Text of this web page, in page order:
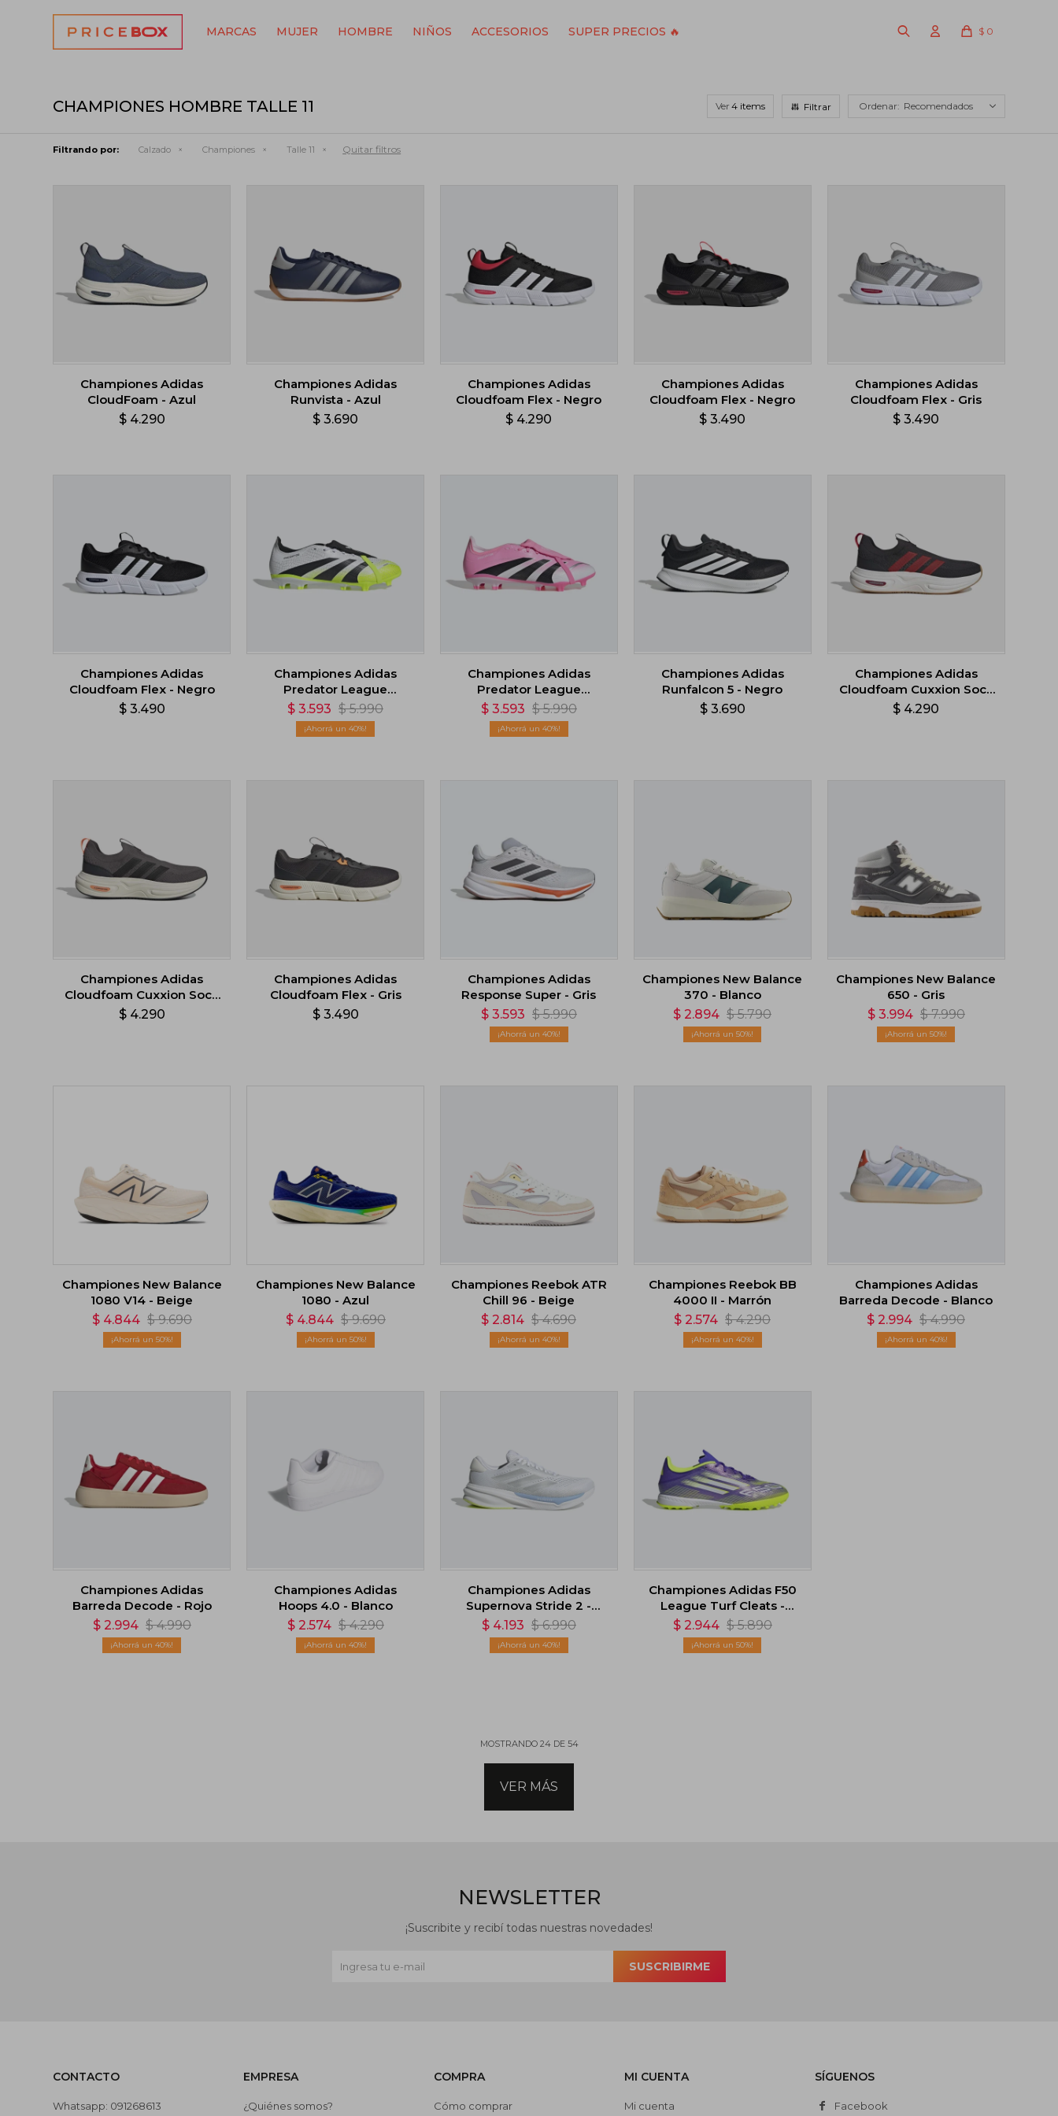
MARCAS MUJER HOMBRE NIÑOS ACCESORIOS SUPER PRECIOS 🔥 $ 0
CHAMPIONES HOMBRE TALLE 11 Ver Recomendados
Filtrando por: Calzado Championes Talle 11 Quitar filtros
Championes Adidas
CloudFoam - Azul
$ 4.290
Championes Adidas
Runvista - Azul
$ 3.690
Championes Adidas
Cloudfoam Flex - Negro
$ 4.290
Championes Adidas
Cloudfoam Flex - Negro
$ 3.490
Championes Adidas
Cloudfoam Flex - Gris
$ 3.490
Championes Adidas
Cloudfoam Flex - Negro
$ 3.490
Championes Adidas
Predator League
Lengüeta Plegable -
Blanco
$ 3.593 $ 5.990
40
Championes Adidas
Predator League
Lengüeta Plegable -
Blanco
$ 3.593 $ 5.990
40
Championes Adidas
Runfalcon 5 - Negro
$ 3.690
Championes Adidas
Cloudfoam Cuxxion Sock
- Negro
$ 4.290
Championes Adidas
Cloudfoam Cuxxion Sock
- Gris
$ 4.290
Championes Adidas
Cloudfoam Flex - Gris
$ 3.490
Championes Adidas
Response Super - Gris
$ 3.593 $ 5.990
40
Championes New Balance
370 - Blanco
$ 2.894 $ 5.790
50
Championes New Balance
650 - Gris
$ 3.994 $ 7.990
50
Championes New Balance
1080 V14 - Beige
$ 4.844 $ 9.690
50
Championes New Balance
1080 - Azul
$ 4.844 $ 9.690
50
Championes Reebok ATR
Chill 96 - Beige
$ 2.814 $ 4.690
40
Championes Reebok BB
4000 II - Marrón
$ 2.574 $ 4.290
40
Championes Adidas
Barreda Decode - Blanco
$ 2.994 $ 4.990
40
Championes Adidas
Barreda Decode - Rojo
$ 2.994 $ 4.990
40
Championes Adidas
Hoops 4.0 - Blanco
$ 2.574 $ 4.290
40
Championes Adidas
Supernova Stride 2 -
Blanco
$ 4.193 $ 6.990
40
Championes Adidas F50
League Turf Cleats -
Violeta
$ 2.944 $ 5.890
50
MOSTRANDO 24DE 54
VER MÁS
CONTACTO
Whatsapp: 091268613
EMPRESA
¿Quiénes somos?
COMPRA
Cómo comprar
MI CUENTA
Mi cuenta
SÍGUENOS
Facebook
NEWSLETTER
¡Suscribite y recibí todas nuestras novedades!
SUSCRIBIRME